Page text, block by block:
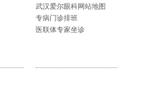
武汉爱尔眼科网站地图
专病门诊排班
医联体专家坐诊